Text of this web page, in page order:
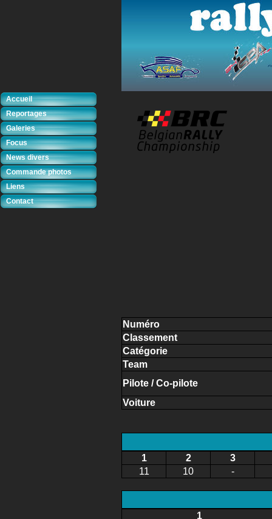
Accueil
Reportages
Galeries
Focus
News divers
Commande photos
Liens
Contact
Numéro
Classement
Catégorie
Team
Pilote / Co-pilote
Voiture
1 2
3
11
10 -
1